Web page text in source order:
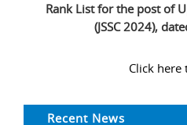
Rank List for the post of
(JSSC 2024),
Click here
Recent News